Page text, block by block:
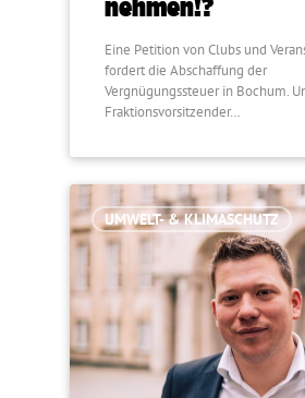
Eine Petition von Clubs und
fordert die Abschaffung der
Vergnügungssteuer in Bochum.
Fraktionsvorsitzender…
UMWELT- & KLIMASCHUTZ